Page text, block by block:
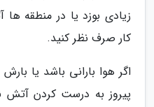
زیادی بوزد یا در منطقه ها
کار صرف نظر کنید.
اگر هوا بارانی باشد یا
پیروز به درست کردن آتش